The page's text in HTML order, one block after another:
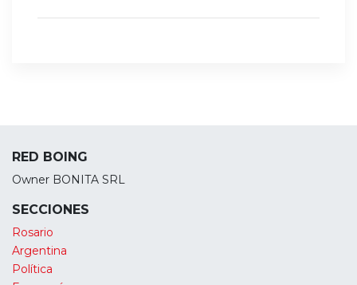
RED BOING
Owner BONITA SRL
SECCIONES
Rosario
Argentina
Política